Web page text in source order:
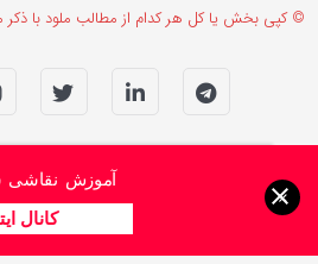
© کپی بخش یا کل هر کدام از مطالب ملود با
آموزش نقاشی
کانال
×